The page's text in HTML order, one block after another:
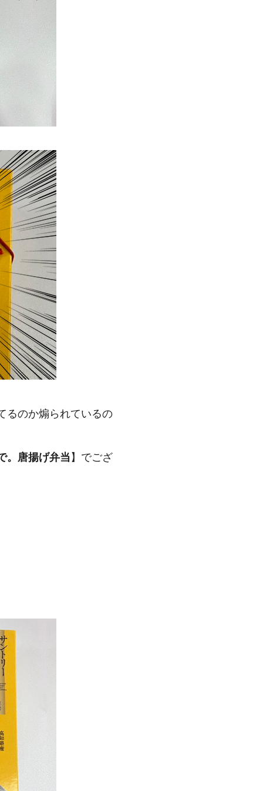
るのか煽られているの
。唐揚げ弁当 】でござ